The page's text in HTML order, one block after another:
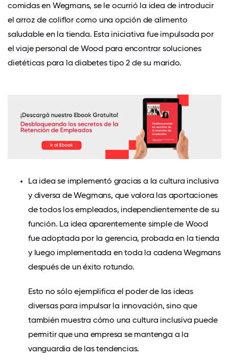
comidas en Wegmans, se le ocurrió la idea de introducir
el arroz de coliflor como una opción de alimento
saludable en la tienda. Esta iniciativa fue impulsada por
el viaje personal de Wood para encontrar soluciones
dietéticas para la diabetes tipo 2 de su marido.
La idea se implementó gracias a la cultura inclusiva
y diversa de Wegmans, que valora las aportaciones
de todos los empleados, independientemente de su
función. La idea aparentemente simple de Wood
fue adoptada por la gerencia, probada en la tienda
y luego implementada en toda la cadena Wegmans
después de un éxito rotundo.
Esto no sólo ejemplifica el poder de las ideas
diversas para impulsar la innovación, sino que
también muestra cómo una cultura inclusiva puede
permitir que una empresa se mantenga a la
vanguardia de las tendencias.